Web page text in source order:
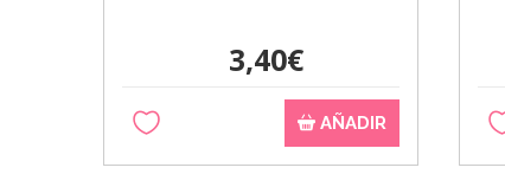
3,40€
AÑADIR